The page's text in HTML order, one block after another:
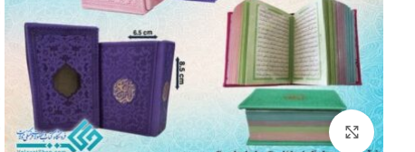
بزرگنمایی تصویر